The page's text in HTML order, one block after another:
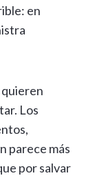
en
quieren
Los
parece más
por salvar